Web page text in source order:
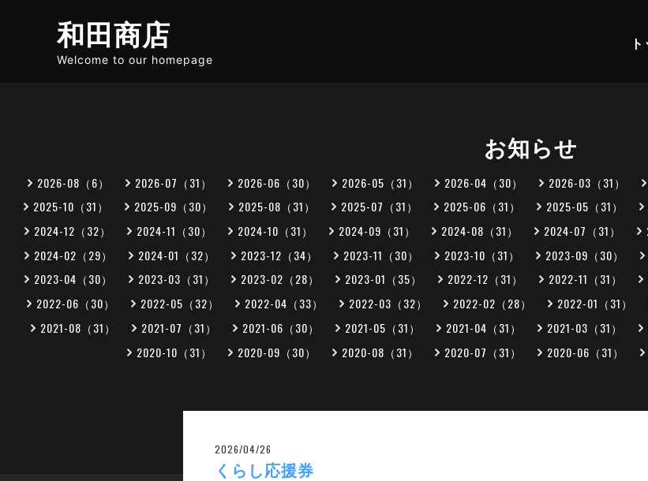
和田商店
Welcome to our homepage
お知らせ
2026-08（6） 2026-07（31） 2026-06（30） 2026-05（31） 2026-04（30） 2026-03（31）
2025-10（31）
2025-09（30） 2025-08（31） 2025-07（31） 2025-06（31） 2025-05（31）
2024-12（32）
2024-11（30） 2024-10（31） 2024-09（31） 2024-08（31） 2024-07（31）
2024-02（29）
2024-01（32） 2023-12（34） 2023-11（30） 2023-10（31） 2023-09（30）
2023-04（30）
2023-03（31） 2023-02（28） 2023-01（35） 2022-12（31） 2022-11（31）
2022-06（30）
2022-05（32） 2022-04（33） 2022-03（32） 2022-02（28） 2022-01（31）
2021-08（31）
2021-07（31） 2021-06（30） 2021-05（31） 2021-04（31） 2021-03（31）
2020-10（31）
2020-09（30） 2020-08（31） 2020-07（31） 2020-06（31）
2026/04/26
くらし応援券